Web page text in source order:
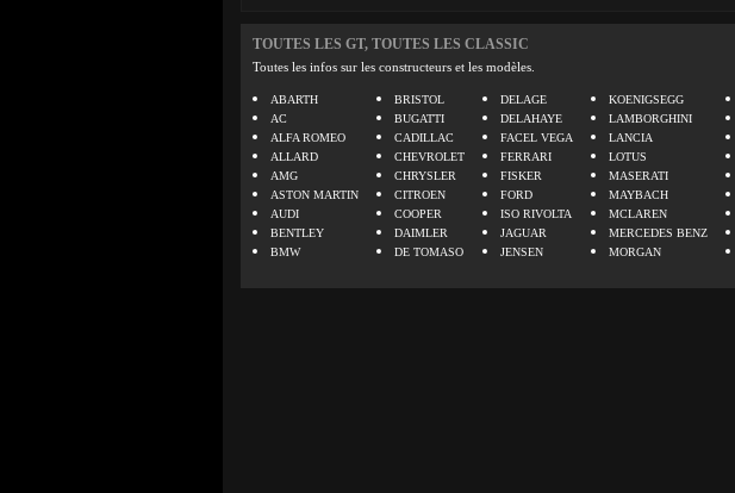
TOUTES LES GT, TOUTES LES CLASSIC
Toutes les infos sur les constructeurs et les modèles.
ABARTH
AC
ALFA ROMEO
ALLARD
AMG
ASTON MARTIN
AUDI
BENTLEY
BMW
BRISTOL
BUGATTI
CADILLAC
CHEVROLET
CHRYSLER
CITROEN
COOPER
DAIMLER
DE TOMASO
DELAGE
DELAHAYE
FACEL VEGA
FERRARI
FISKER
FORD
ISO RIVOLTA
JAGUAR
JENSEN
KOENIGSEGG
LAMBORGHINI
LANCIA
LOTUS
MASERATI
MAYBACH
MCLAREN
MERCEDES BENZ
MORGAN